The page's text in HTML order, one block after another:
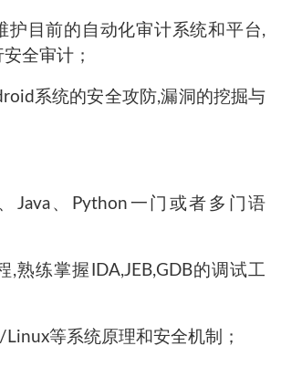
护目前的自动化审计系统和平台,
全审计；
系统的安全攻防,漏洞的挖掘与
Java、Python一门或者多门语
,熟练掌握IDA,JEB,GDB的调试工
等系统原理和安全机制；